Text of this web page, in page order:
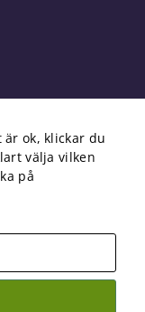
Reserved
ok, klickar du
välja vilken
på